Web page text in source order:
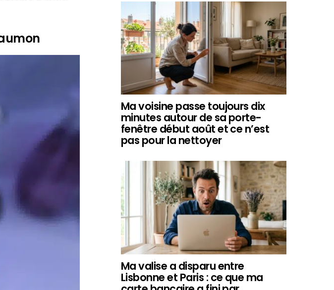
Ma voisine passe toujours dix
minutes autour de sa porte-
fenêtre début août et ce n’est
pas pour la nettoyer
Ma valise a disparu entre
Lisbonne et Paris : ce que ma